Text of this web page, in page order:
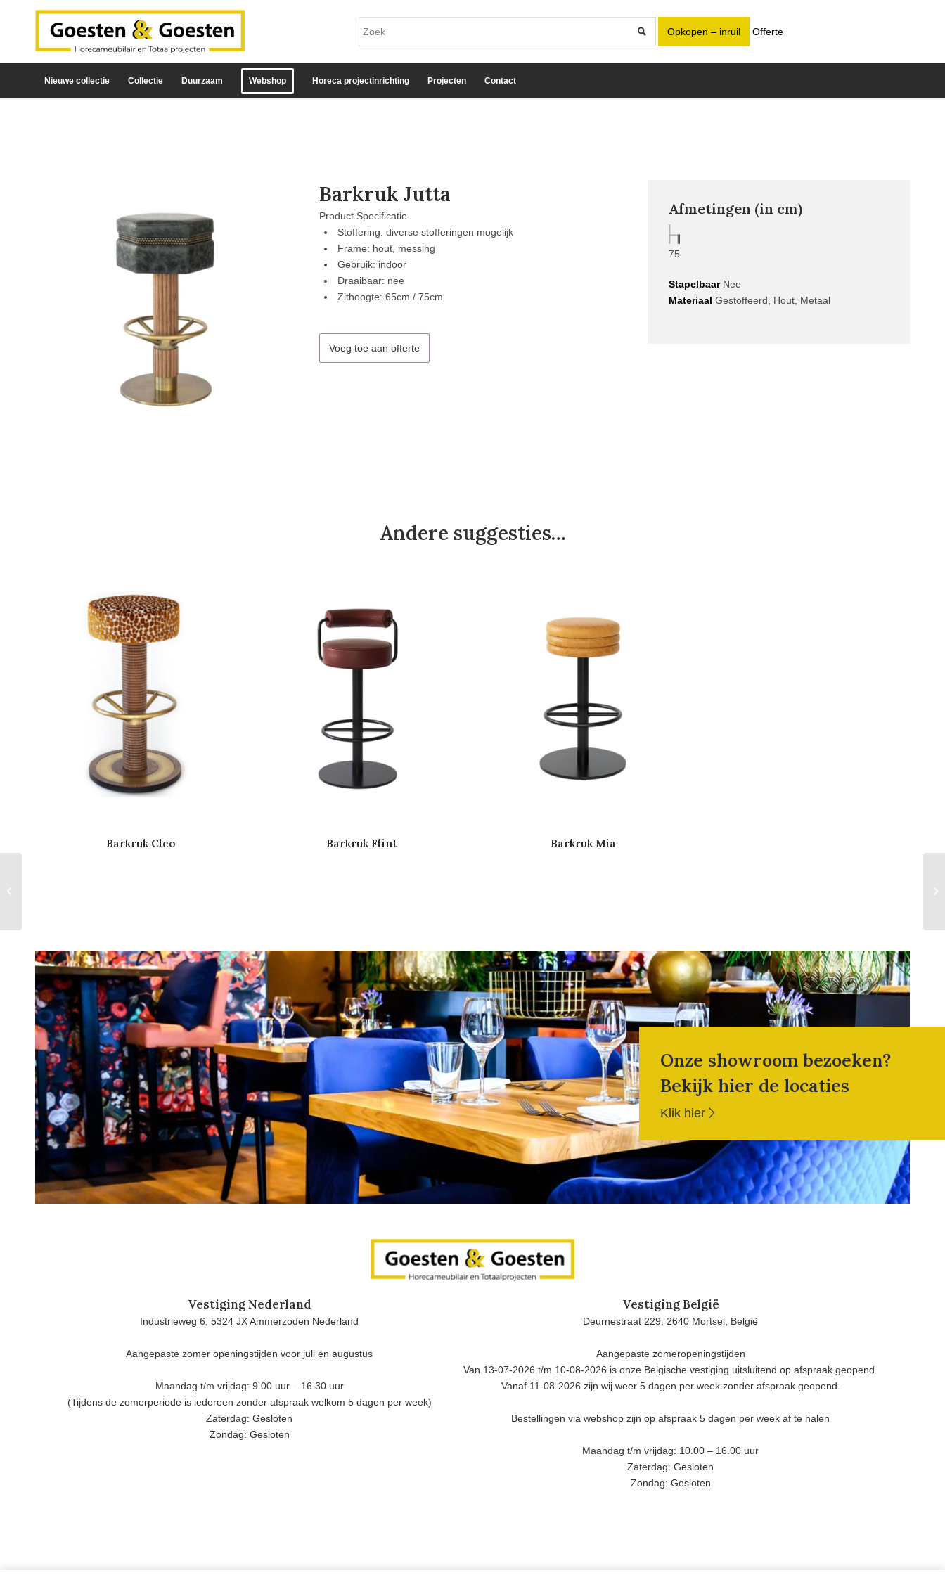
Opkopen – inruil Offerte
Nieuwe collectie Collectie Duurzaam Webshop Horeca projectinrichting Projecten Contact
Barkruk Jutta
Product Specificatie
Stoffering: diverse stofferingen mogelijk
Frame: hout, messing
Gebruik: indoor
Draaibaar: nee
Zithoogte: 65cm / 75cm
Voeg toe aan offerte
Afmetingen (in cm)
75
StapelbaarNee
Materiaal Gestoffeerd, Hout, Metaal
Andere suggesties…
Barkruk Cleo Barkruk Flint Barkruk Mia
Onze showroom bezoeken?
Bekijk hier de locaties
Klik hier
Vestiging Nederland
Industrieweg 6, 5324 JX Ammerzoden Nederland
Aangepaste zomer openingstijden voor juli en augustus
Maandag t/m vrijdag: 9.00 uur – 16.30 uur
(Tijdens de zomerperiode is iedereen zonder afspraak welkom 5 dagen per week)
Zaterdag: Gesloten
Zondag: Gesloten
Vestiging België
Deurnestraat 229, 2640 Mortsel, België
Aangepaste zomeropeningstijden
Van 13-07-2026 t/m 10-08-2026 is onze Belgische vestiging uitsluitend op afspraak geopend.
Vanaf 11-08-2026 zijn wij weer 5 dagen per week zonder afspraak geopend.
Bestellingen via webshop zijn op afspraak 5 dagen per week af te halen
Maandag t/m vrijdag: 10.00 – 16.00 uur
Zaterdag: Gesloten
Zondag: Gesloten